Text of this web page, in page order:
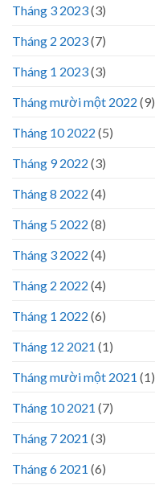
Tháng 3 2023(3)
Tháng 2 2023(7)
Tháng 1 2023(3)
Tháng mười một 2022 (9)
Tháng 10 2022 (5)
Tháng 9 2022 (3)
Tháng 8 2022 (4)
Tháng 5 2022 (8)
Tháng 3 2022 (4)
Tháng 2 2022 (4)
Tháng 1 2022 (6)
Tháng 12 2021 (1)
Tháng mười một 2021 (1)
Tháng 10 2021 (7)
Tháng 7 2021 (3)
Tháng 6 2021 (6)